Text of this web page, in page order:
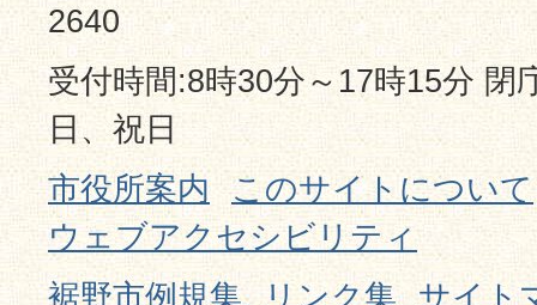
2640
受付時間:8時30分～17時15分 閉
日、祝日
市役所案内
このサイトについて
ウェブアクセシビリティ
裾野市例規集
リンク集
サイト